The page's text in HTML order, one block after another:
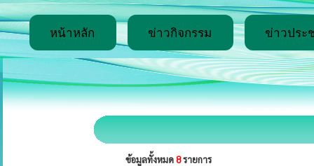
หน้าหลัก ข่าวกิจกรรม ข่าวประ
ข้อมูลทั้งหมด8รายการ